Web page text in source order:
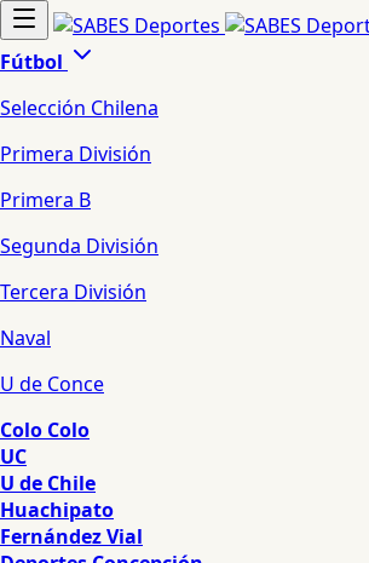
Fútbol
Selección Chilena
Primera División
Primera B
Segunda División
Tercera División
Naval
U de Conce
Colo Colo
UC
U de Chile
Huachipato
Fernández Vial